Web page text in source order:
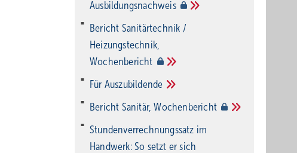
Ausbildungsnachweis
Bericht Sanitärtechnik /
Heizungstechnik,
Wochenbericht
Für Auszubildende
Bericht Sanitär,Wochenbericht
Stundenverrechnungssatz im
Handwerk: So setzt er sich